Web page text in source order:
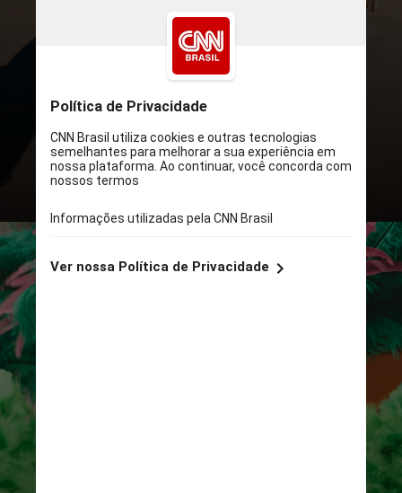
no Google Trends, é possível ver que
o estado do Rio de Janeiro liderou as
pesquisas sobre a folia nos últimos